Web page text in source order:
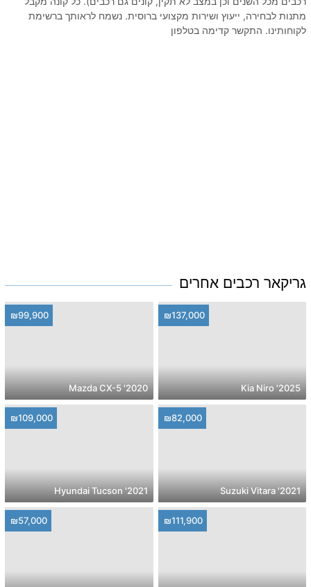
מתנות לבחירה, ייעוץ ושירות מקצועי ברוסית. נשמח לראותך ברשימת
לקוחותינו. התקשר קדימה בטלפון
גריקאר רכבים אחרים
₪137,000
2025' Kia Niro
₪99,900
2020' Mazda CX-5
₪82,000
2021' Suzuki Vitara
₪109,000
2021' Hyundai Tucson
₪111,900
₪57,000